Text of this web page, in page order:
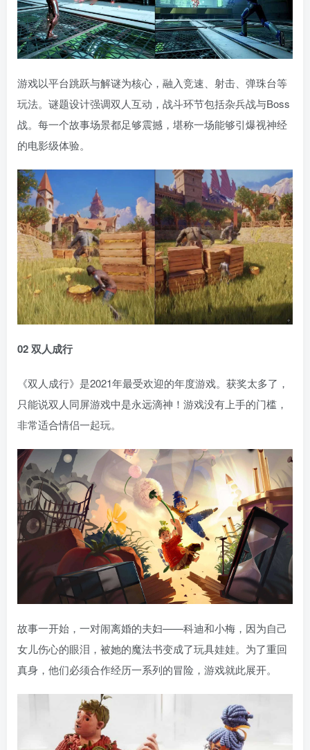
游戏以平台跳跃与解谜为核心，融入竞速、射击、弹珠台等
玩法。谜题设计强调双人互动，战斗环节包括杂兵战与Boss
战。每一个故事场景都足够震撼，堪称一场能够引爆视神经
的电影级体验。
02 双人成行
《双人成行》是2021年最受欢迎的年度游戏。获奖太多了，
只能说双人同屏游戏中是永远滴神！游戏没有上手的门槛，
非常适合情侣一起玩。
故事一开始，一对闹离婚的夫妇——科迪和小梅，因为自己
女儿伤心的眼泪，被她的魔法书变成了玩具娃娃。为了重回
真身，他们必须合作经历一系列的冒险，游戏就此展开。